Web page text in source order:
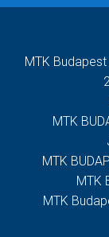
MTK
MTK
MTK
MTK
MTK